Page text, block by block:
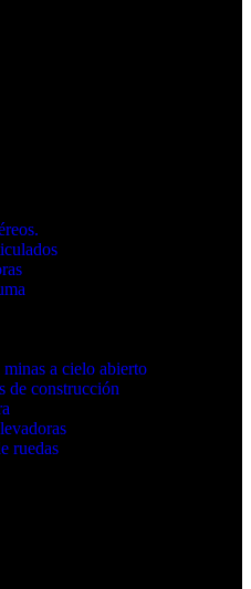
a cielo abierto
de construcción
ruedas